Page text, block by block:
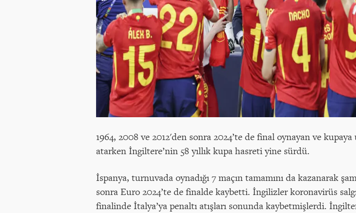
1964, 2008 ve 2012'den sonra 2024’te de final oynayan ve
atarken İngiltere’nin 58 yıllık kupa hasreti yine sürdü.
İspanya, turnuvada oynadığı 7 maçın tamamını da kazanarak
sonra Euro 2024’te de finalde kaybetti. İngilizler koronavirüs
finalinde İtalya’ya penaltı atışları sonunda kaybetmişlerdi.